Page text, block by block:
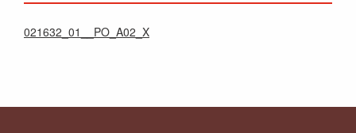
021632_01__PO_A02_X